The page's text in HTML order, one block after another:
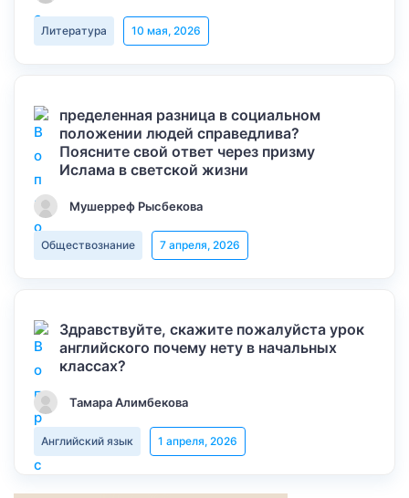
Литература 10 мая, 2026
пределенная разница в социальном
положении людей справедлива?
Поясните свой ответ через призму
Ислама в светской жизни
Мушерреф Рысбекова
Обществознание 7 апреля, 2026
Здравствуйте, скажите пожалуйста урок
английского почему нету в начальных
классах?
Тамара Алимбекова
Английский язык 1 апреля, 2026